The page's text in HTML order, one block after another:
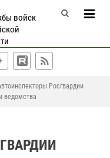
войск
Росгвардии
ведомства